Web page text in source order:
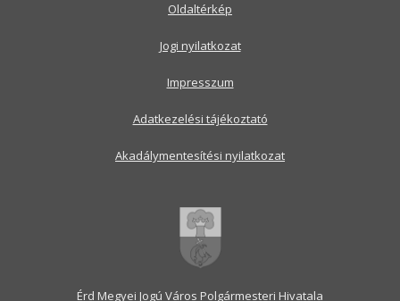
Érd Megyei Jogú Város Polgármesteri Hivatala
Oldaltérkép
Jogi nyilatkozat
Impresszum
Adatkezelési tájékoztató
Akadálymentesítési nyilatkozat